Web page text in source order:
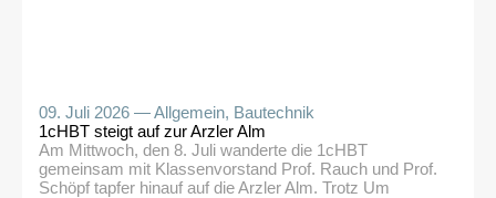
09. Juli 2026 —Allgemein, Bautechnik
1cHBT steigt auf zur Arzler Alm
Am Mittwoch, den 8. Juli wanderte die 1cHBT
gemeinsam mit Klassenvorstand Prof. Rauch und Prof.
Schöpf tapfer hinauf auf die Arzler Alm. Trotz Um